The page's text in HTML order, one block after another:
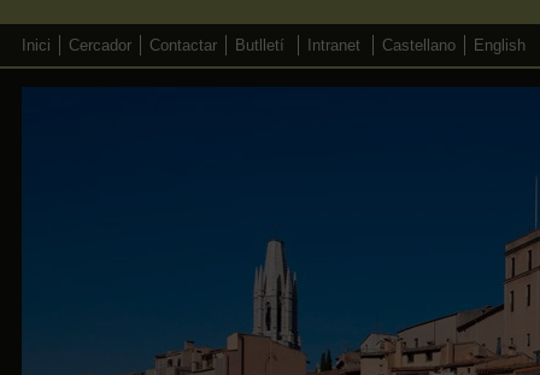
Inici Cercador Contactar Butlletí Intranet Castellano English